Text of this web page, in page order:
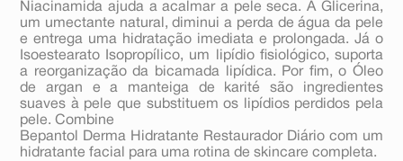
Niacinamida ajuda a acalmar a pele seca. A Glicerina,
um umectante natural, diminui a perda de água da pele
e entrega uma hidratação imediata e prolongada. Já o
Isoestearato Isopropílico, um lipídio fisiológico, suporta
a reorganização da bicamada lipídica. Por fim, o Óleo
de argan e a manteiga de karité são ingredientes
suaves à pele que substituem os lipídios perdidos pela
pele. Combine
Bepantol Derma Hidratante Restaurador Diário com um
hidratante facial para uma rotina de skincare completa.